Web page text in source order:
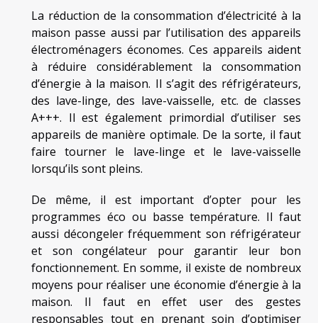
La réduction de la consommation d’électricité à la
maison passe aussi par l’utilisation des appareils
électroménagers économes. Ces appareils aident
à réduire considérablement la consommation
d’énergie à la maison. Il s’agit des réfrigérateurs,
des lave-linge, des lave-vaisselle, etc. de classes
A+++. Il est également primordial d’utiliser ses
appareils de manière optimale. De la sorte, il faut
faire tourner le lave-linge et le lave-vaisselle
lorsqu’ils sont pleins.
De même, il est important d’opter pour les
programmes éco ou basse température. Il faut
aussi décongeler fréquemment son réfrigérateur
et son congélateur pour garantir leur bon
fonctionnement. En somme, il existe de nombreux
moyens pour réaliser une économie d’énergie à la
maison. Il faut en effet user des gestes
responsables tout en prenant soin d’optimiser